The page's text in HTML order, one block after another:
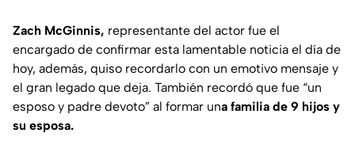
Zach McGinnis, representante del actor fue el
encargado de confirmar esta lamentable noticia el día de
hoy, además, quiso recordarlo con un emotivo mensaje y
el gran legado que deja. También recordó que fue “un
esposo y padre devoto” al formar una familia de 9 hijos y
su esposa.